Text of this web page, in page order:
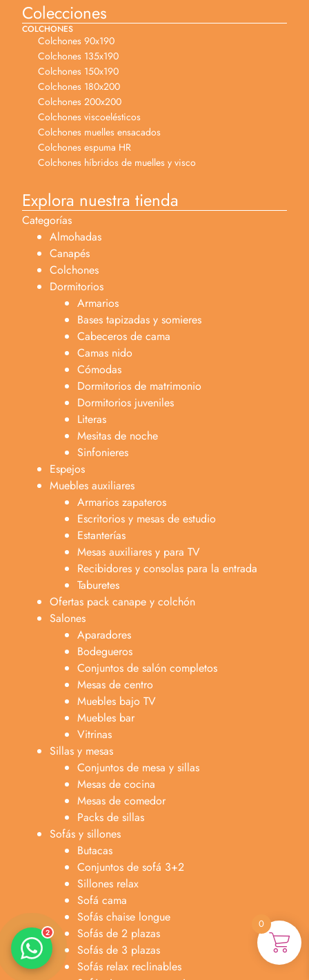
Colecciones
COLCHONES
Colchones 90x190
Colchones 135x190
Colchones 150x190
Colchones 180x200
Colchones 200x200
Colchones viscoelésticos
Colchones muelles ensacados
Colchones espuma HR
Colchones híbridos de muelles y visco
Explora nuestra tienda
Categorías
Almohadas
Canapés
Colchones
Dormitorios
Armarios
Bases tapizadas y somieres
Cabeceros de cama
Camas nido
Cómodas
Dormitorios de matrimonio
Dormitorios juveniles
Literas
Mesitas de noche
Sinfonieres
Espejos
Muebles auxiliares
Armarios zapateros
Escritorios y mesas de estudio
Estanterías
Mesas auxiliares y para TV
Recibidores y consolas para la entrada
Taburetes
Ofertas pack canape y colchón
Salones
Aparadores
Bodegueros
Conjuntos de salón completos
Mesas de centro
Muebles bajo TV
Muebles bar
Vitrinas
Sillas y mesas
Conjuntos de mesa y sillas
Mesas de cocina
Mesas de comedor
Packs de sillas
Sofás y sillones
Butacas
Conjuntos de sofá 3+2
Sillones relax
Sofá cama
Sofás chaise longue
Sofás de 2 plazas
Sofás de 3 plazas
Sofás relax reclinables
0
Lun-dom 9:00am-10pm
2